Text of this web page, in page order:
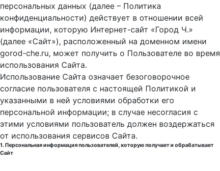
персональных данных (далее – Политика
конфиденциальности) действует в отношении всей
информации, которую Интернет-сайт «Город Ч.»
(далее «Сайт»), расположенный на доменном имени
gorod-che.ru, может получить о Пользователе во время
использования Cайта.
Использование Сайта означает безоговорочное
согласие пользователя с настоящей Политикой и
указанными в ней условиями обработки его
персональной информации; в случае несогласия с
этими условиями пользователь должен воздержаться
от использования сервисов Сайта.
1. Персональная информация пользователей, которую получает и обрабатывает
Сайт